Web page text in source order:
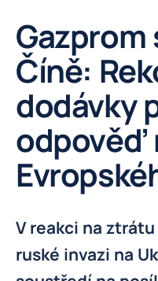
Gazprom
Číně:
dodávky
odpověď
V reakci na
ruské invazi na